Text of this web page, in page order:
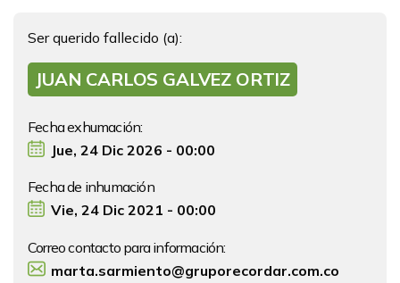
Ser querido fallecido (a):
JUAN CARLOS GALVEZ ORTIZ
Fecha exhumación:
Jue, 24 Dic 2026 - 00:00
Fecha de inhumación
Vie, 24 Dic 2021 - 00:00
Correo contacto para información:
marta.sarmiento@gruporecordar.com.co